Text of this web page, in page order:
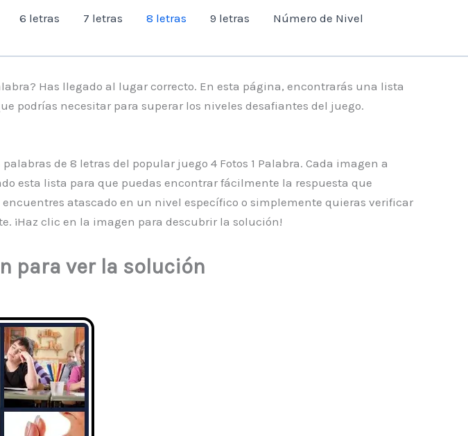
6 letras 7 letras 8 letras 9 letras
Número de Nivel
Has llegado al lugar correcto. En esta página, encontrarás una lista
podrías necesitar para superar los niveles desafiantes del juego.
de 8 letras del popular juego 4 Fotos 1 Palabra. Cada imagen a
esta lista para que puedas encontrar fácilmente la respuesta que
atascado en un nivel específico o simplemente quieras verificar
¡Haz clic en la imagen para descubrir la solución!
para ver la solución